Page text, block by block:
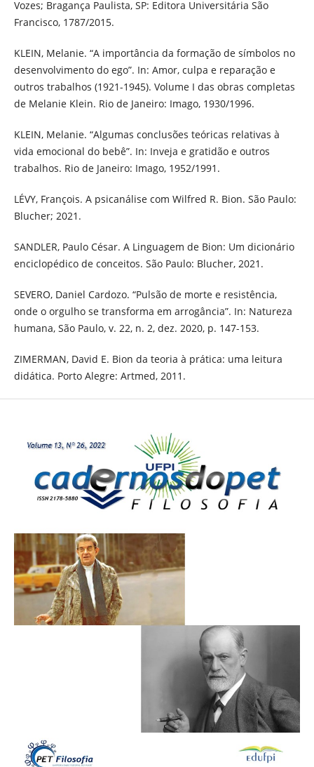
Vozes; Bragança Paulista, SP: Editora Universitária São
Francisco, 1787/2015.
KLEIN, Melanie. “A importância da formação de símbolos no
desenvolvimento do ego”. In: Amor, culpa e reparação e
outros trabalhos (1921-1945). Volume I das obras completas
de Melanie Klein. Rio de Janeiro: Imago, 1930/1996.
KLEIN, Melanie. “Algumas conclusões teóricas relativas à
vida emocional do bebê”. In: Inveja e gratidão e outros
trabalhos. Rio de Janeiro: Imago, 1952/1991.
LÉVY, François. A psicanálise com Wilfred R. Bion. São Paulo:
Blucher; 2021.
SANDLER, Paulo César. A Linguagem de Bion: Um dicionário
enciclopédico de conceitos. São Paulo: Blucher, 2021.
SEVERO, Daniel Cardozo. “Pulsão de morte e resistência,
onde o orgulho se transforma em arrogância”. In: Natureza
humana, São Paulo, v. 22, n. 2, dez. 2020, p. 147-153.
ZIMERMAN, David E. Bion da teoria à prática: uma leitura
didática. Porto Alegre: Artmed, 2011.